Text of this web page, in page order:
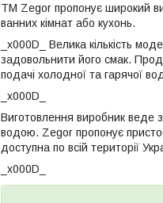
TM Zegor пропонує широкий
ванних кімнат або кухонь.
_x000D_ Велика кількість
задовольнити його смак.
подачі холодної та гарячої
_x000D_
Виготовлення виробник веде
водою. Zegor пропонує
доступна по всій території
_x000D_